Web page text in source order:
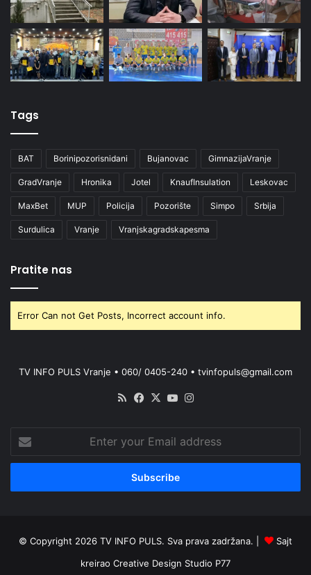
Tags
BAT Borinipozorisnidani Bujanovac GimnazijaVranje
GradVranje Hronika Jotel KnaufInsulation Leskovac
MaxBet MUP Policija Pozorište Simpo Srbija
Surdulica Vranje Vranjskagradskapesma
Pratite nas
Error Can not Get Posts, Incorrect account info.
TV INFO PULS Vranje • 060/ 0405-240 • tvinfopuls@gmail.com
RSS Facebook
X YouTube
your
Email
© Copyright 2026 TV INFO PULS. Sva prava zadržana. |
Sajt
kreirao Creative Design Studio P77